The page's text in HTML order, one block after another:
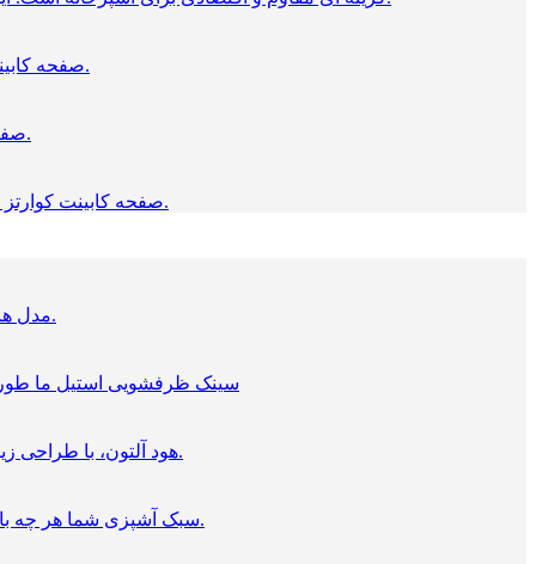
صفحه کابینت، لبه تخت ایتالیایی دارای کیفیت بسیار بالا است،که با روکش اچ پی ال ضخیم تولید می شود و مغزی نئوپان سبز، ضد آب دارد.
صفحه کابینت کورین، بسیار لوکس است و اتصالات بدون درز دارد، انعطاف پذیری بالا، نگهداری آسان، و ایدآل برای آشپزخانه است.
صفحه کابینت کوارتز سخت ترین سطوح سنگی را دارد، که از مواد معدنی موجود در طبیعت ساخته شده اند، و بسیار مناسب کابینت آشپزخانه هستند.
مدل های مختلف اجاق گازهای رومیزی و توکار ما، را با برند آلتون، در انواع گازی، برقی یا القایی یکی را برای آشپزخانه خود خرید کنید.
سینک ظرفشویی استیل ما
هود آلتون، با طراحی زیبا و عملکردی بی نقص، در همه مدل ها با دقت طراحی شده است تا در آشپزخانه شما سخت کار کند و فوق العاده به نظر برسد.
سبک آشپزی شما هر چه باشد، فر و مایکروویو های تکی و دوتایی آلتون به طور خاص برای ارائه گزینه هایی متناسب با آنچه شما نیاز دارید ایجاد شده است.